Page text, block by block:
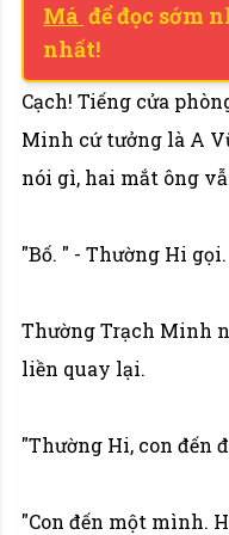
Má để đọc sớm
nhất!
Cạch! Tiếng cửa
Minh cứ tưởng là A
nói gì, hai mắt ông
"Bố. " - Thường Hi gọi.
Thường Trạch Minh
liền quay lại.
"Thường Hi, con đến
"Con đến một mình.